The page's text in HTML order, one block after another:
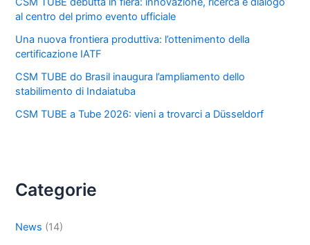
al centro del primo evento ufficiale
Una nuova frontiera produttiva: l’ottenimento della
certificazione IATF
CSM TUBE do Brasil inaugura l’ampliamento dello
stabilimento di Indaiatuba
CSM TUBE a Tube 2026: vieni a trovarci a Düsseldorf
Categorie
News (14)